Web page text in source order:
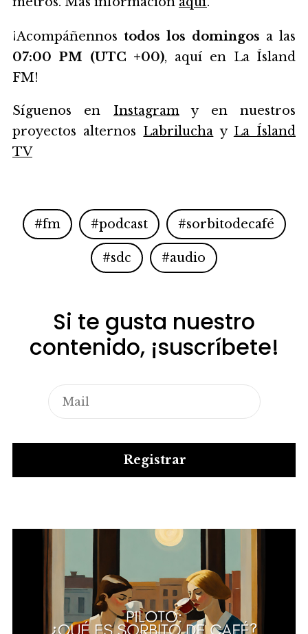
¡Acompáñennos todos los domingos a las
07:00 PM (UTC +00), aquí en La Ísland
FM!
Síguenos en Instagramy en nuestros
proyectos alternos Labrilucha y La Ísland
TV
#fm #podcast #sorbitodecafé
#sdc #audio
Si te gusta nuestro
contenido, ¡suscríbete!
Registrar